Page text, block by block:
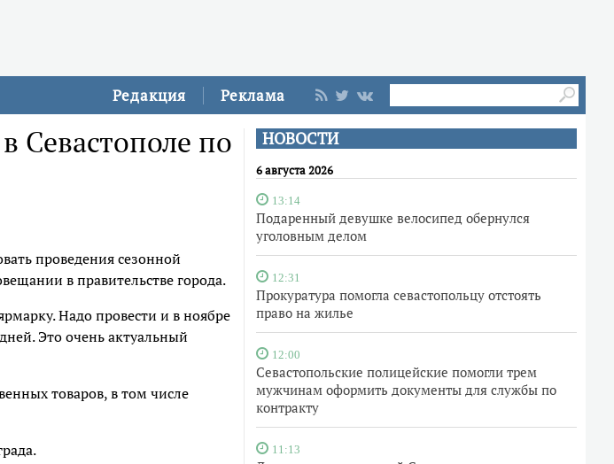
Редакция Реклама
НОВОСТИ
6 августа 2026
13:14
Подаренный девушке велосипед обернулся
уголовным делом
12:31
Прокуратура помогла севастопольцу отстоять
право на жилье
12:00
Севастопольские полицейские помогли трем
мужчинам оформить документы для службы по
контракту
11:13
Севастополе по
проведения сезонной
в правительстве города.
Надо провести и в ноябре
Это очень актуальный
товаров, в том числе